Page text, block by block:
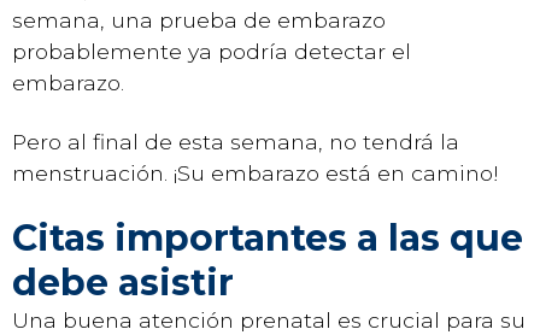
semana, una prueba de embarazo
probablemente ya podría detectar el
embarazo.
Pero al final de esta semana, no tendrá la
menstruación. ¡Su embarazo está en camino!
Citas importantes a las que
debe asistir
Una buena atención prenatal es crucial para su